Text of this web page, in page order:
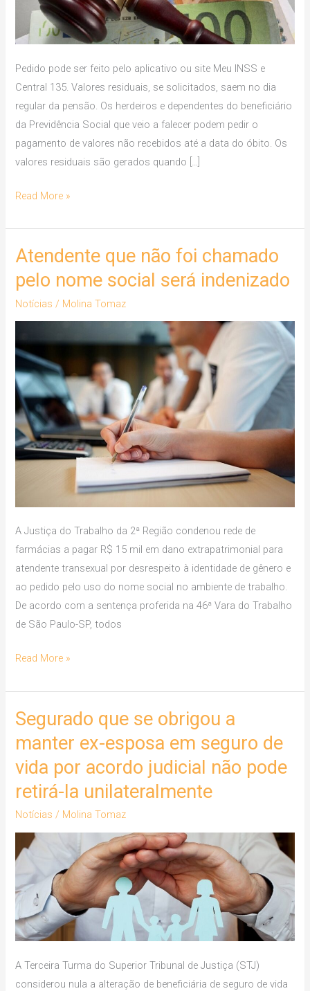
Pedido pode ser feito pelo aplicativo ou site Meu INSS e
Central 135. Valores residuais, se solicitados, saem no dia
regular da pensão. Os herdeiros e dependentes do beneficiário
da Previdência Social que veio a falecer podem pedir o
pagamento de valores não recebidos até a data do óbito. Os
valores residuais são gerados quando […]
beneficiário?
Read More »
Atendente que não foi chamado
pelo nome social será indenizado
Notícias / Molina Tomaz
A Justiça do Trabalho da 2ª Região condenou rede de
farmácias a pagar R$ 15 mil em dano extrapatrimonial para
atendente transexual por desrespeito à identidade de gênero e
ao pedido pelo uso do nome social no ambiente de trabalho.
De acordo com a sentença proferida na 46ª Vara do Trabalho
de São Paulo-SP, todos
Atendente
não
foi
pelo
nome
social
será
indenizado
Read More »
Segurado que se obrigou a
manter ex-esposa em seguro de
vida por acordo judicial não pode
retirá-la unilateralmente
Notícias / Molina Tomaz
A Terceira Turma do Superior Tribunal de Justiça (STJ)
considerou nula a alteração de beneficiária de seguro de vida
Segurado
se
obrigou
a
manter
esposa
em
seguro
de
vida
por
acordo
judicial